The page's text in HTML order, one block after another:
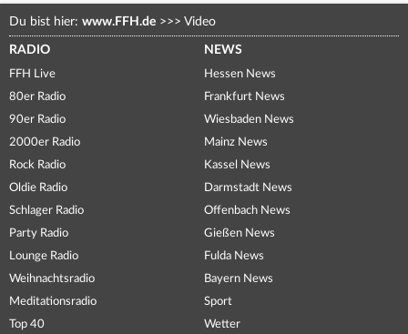
Du bist hier: www.FFH.de >>> Video
RADIO
FFH Live
80er Radio
90er Radio
2000er Radio
Rock Radio
Oldie Radio
Schlager Radio
Party Radio
Lounge Radio
Weihnachtsradio
Meditationsradio
Top 40
NEWS
Hessen News
Frankfurt News
Wiesbaden News
Mainz News
Kassel News
Darmstadt News
Offenbach News
Gießen News
Fulda News
Bayern News
Sport
Wetter